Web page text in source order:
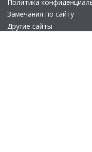
Политика
Замечания по сайту
Другие сайты